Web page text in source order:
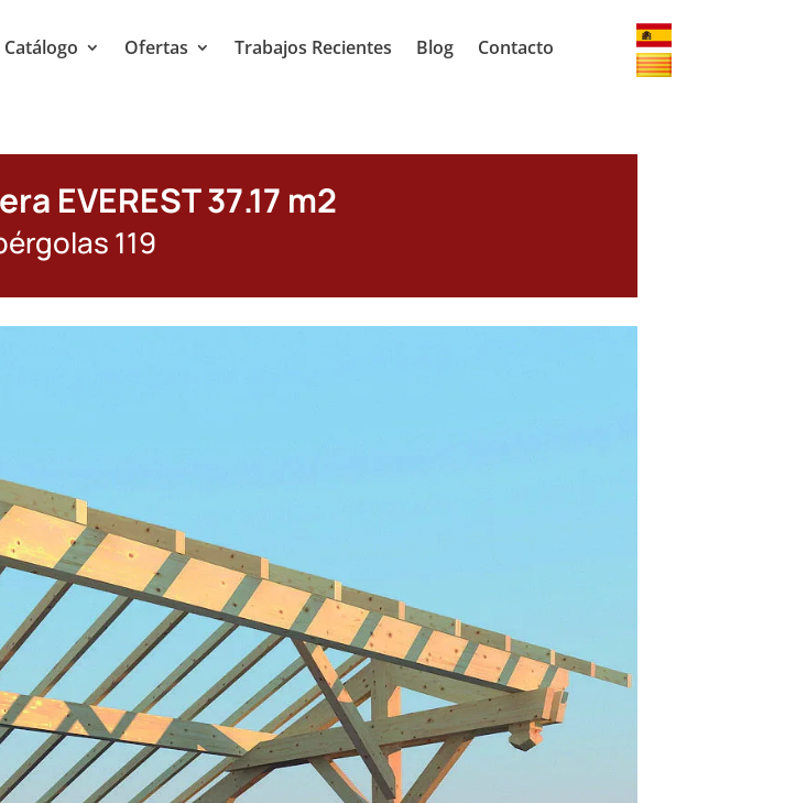
Catálogo Ofertas Trabajos Recientes Blog Contacto
EVEREST 37.17 m2
119